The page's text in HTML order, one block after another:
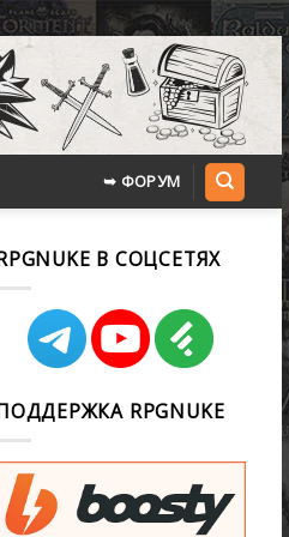
➥ ФОРУМ
В СОЦСЕТЯХ
RPGNUKE